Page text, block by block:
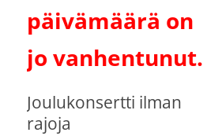
päivämäärä on
jo vanhentunut.
Joulukonsertti ilman
rajoja